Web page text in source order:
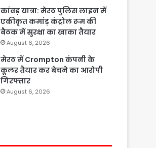
कांवड़ यात्रा: मेरठ पुलिस लाइन में
एकीकृत कमांड़ कंट्रोल रूम की
बैठक में सुरक्षा का खाका तैयार
August 6, 2026
मेरठ में Crompton कंपनी के
कूलर तैयार कर बेचने का आरोपी
गिरफ्तार
August 6, 2026